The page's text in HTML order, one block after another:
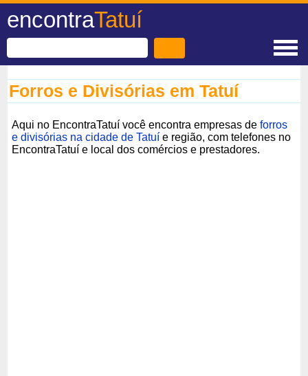
encontraTatuí
Forros e Divisórias em Tatuí
Aqui no EncontraTatuí você encontra empresas deforros
e divisórias na cidade de Tatuí e região, com telefones no
EncontraTatuí e local dos comércios e prestadores.